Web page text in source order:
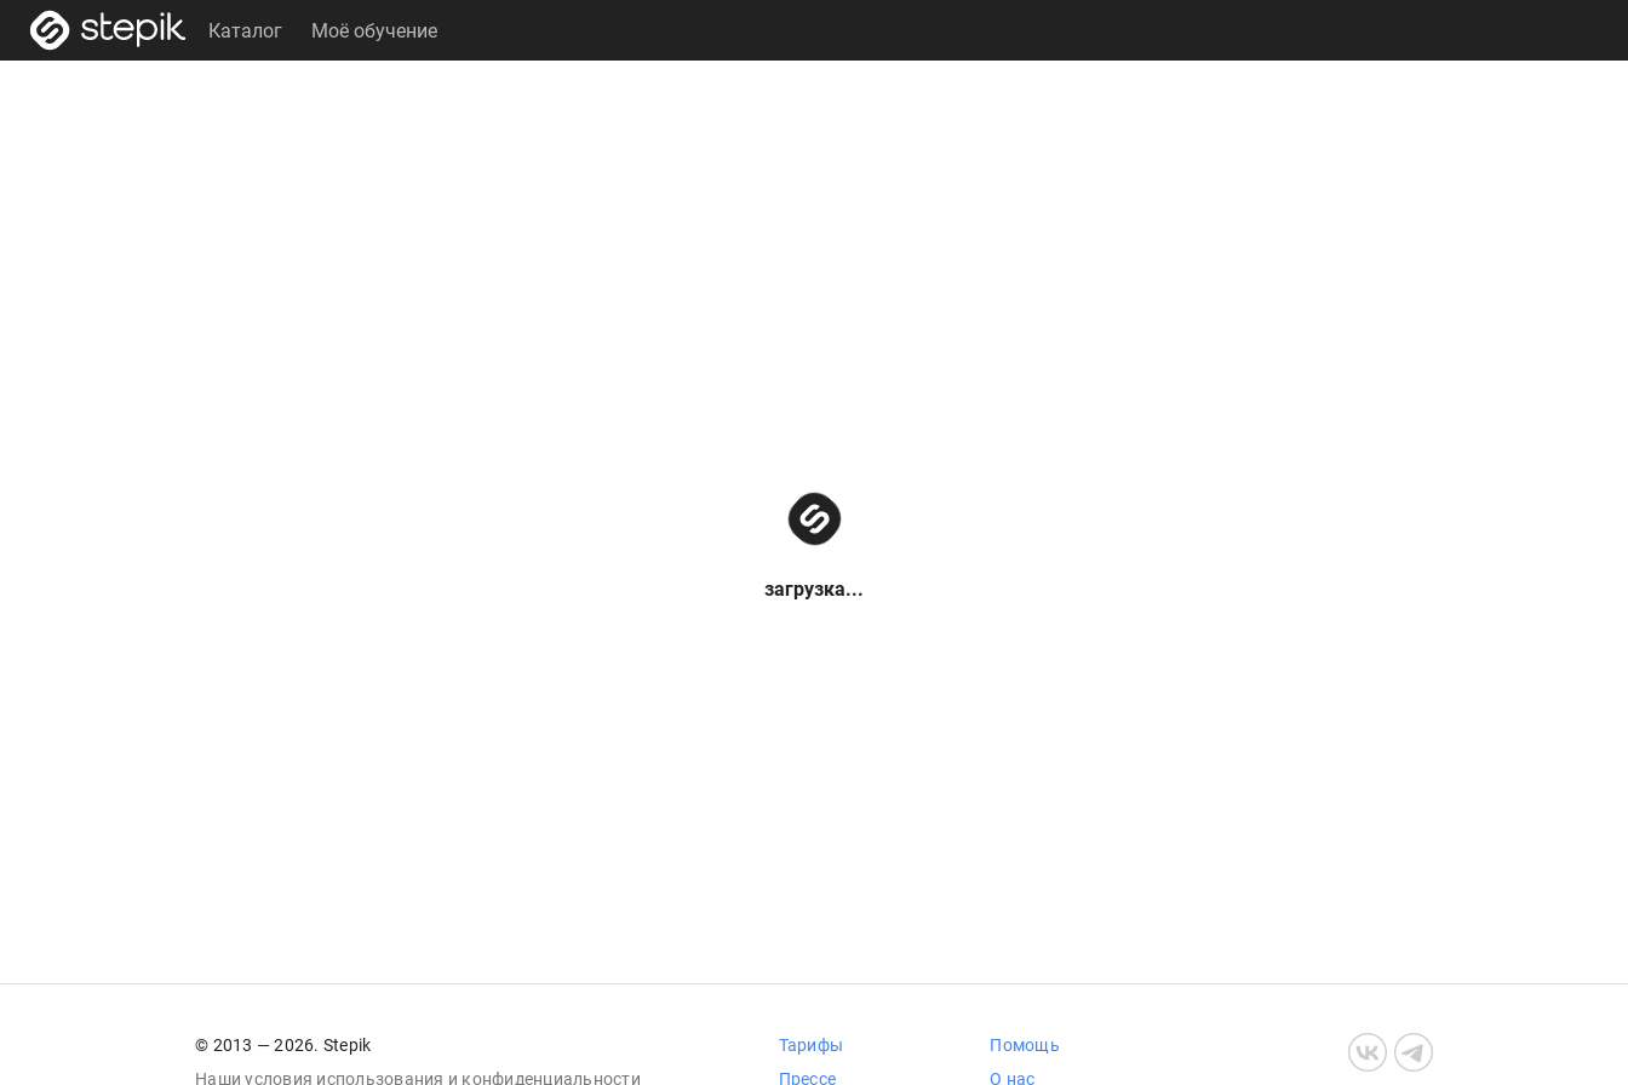
Каталог Моё обучение
загрузка...
© 2013 — 2026. Stepik
Наши условия использования и конфиденциальности
Тарифы
Прессе
Помощь
О нас